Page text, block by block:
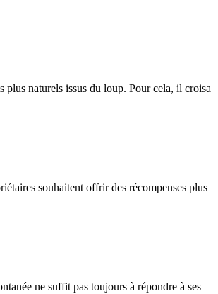
plus naturels issus du loup. Pour cela, il croisa
souhaitent offrir des récompenses plus
ne suffit pas toujours à répondre à ses